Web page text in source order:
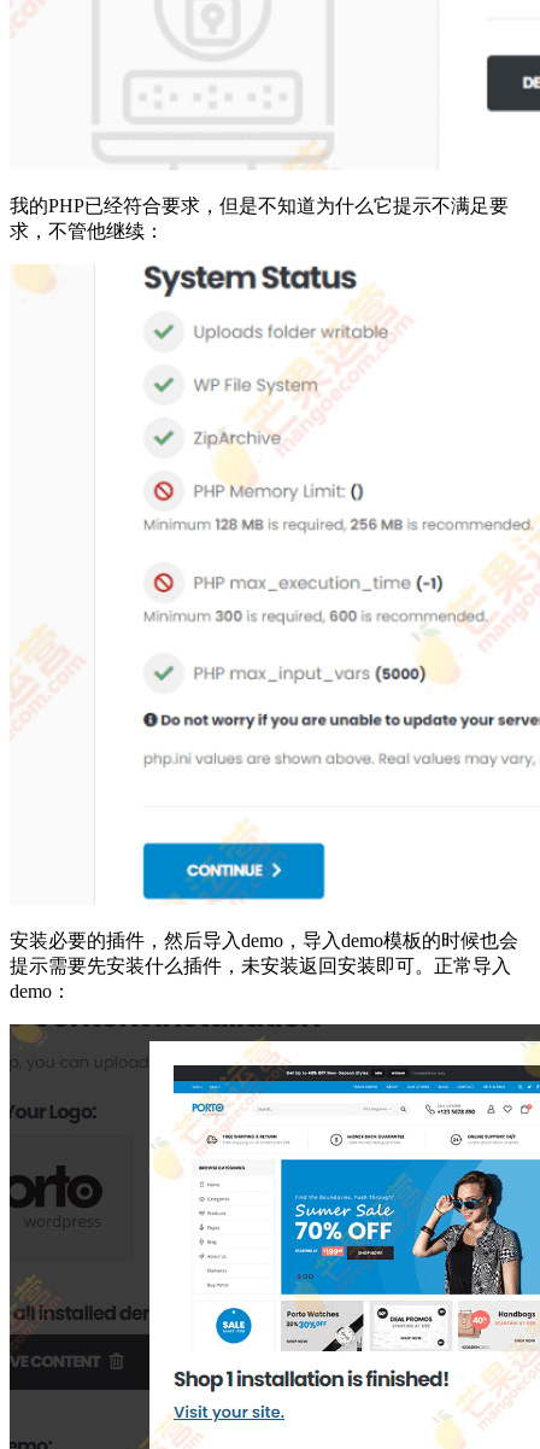
我的PHP已经符合要求，但是不知道为什么它提示不满足要
求，不管他继续：
安装必要的插件，然后导入demo，导入demo模板的时候也会
提示需要先安装什么插件，未安装返回安装即可。正常导入
demo：